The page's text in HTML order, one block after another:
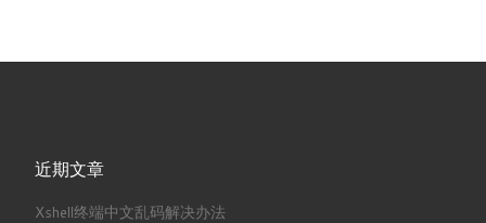
近期文章
Xshell终端中文乱码解决办法